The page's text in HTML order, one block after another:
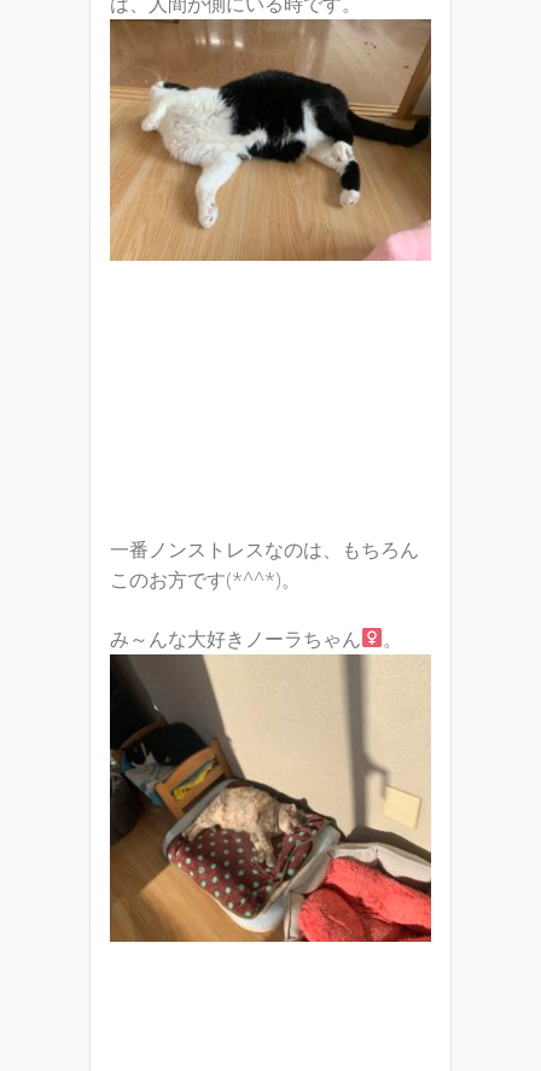
一番ノンストレスなのは、もちろん
このお方です(*^^*)。
み～んな大好きノーラちゃん 。